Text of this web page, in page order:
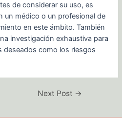
de considerar su uso, es
un médico o un profesional de
en este ámbito. También
investigación exhaustiva para
como los riesgos
Next Post →